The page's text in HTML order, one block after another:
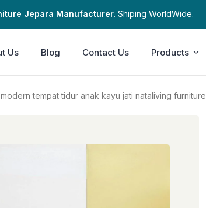
Jepara Manufacturer. Shiping WorldWide.
Us Blog Contact Us Products
tempat tidur anak kayu jati nataliving furniture